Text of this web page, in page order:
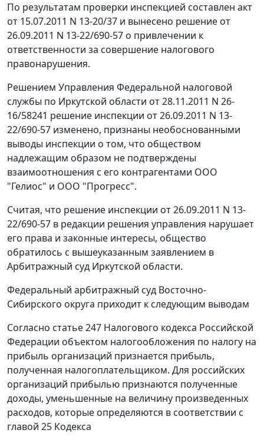
По результатам проверки инспекцией составлен акт
от 15.07.2011 N 13-20/37 и вынесено решение от
26.09.2011 N 13-22/690-57 о привлечении к
ответственности за совершение налогового
правонарушения.
Решением Управления Федеральной налоговой
службы по Иркутской области от 28.11.2011 N 26-
16/58241 решение инспекции от 26.09.2011 N 13-
22/690-57 изменено, признаны необоснованными
выводы инспекции о том, что обществом
надлежащим образом не подтверждены
взаимоотношения с его контрагентами ООО
"Гелиос" и ООО "Прогресс".
Считая, что решение инспекции от 26.09.2011 N 13-
22/690-57 в редакции решения управления нарушает
его права и законные интересы, общество
обратилось с вышеуказанным заявлением в
Арбитражный суд Иркутской области.
Федеральный арбитражный суд Восточно-
Сибирского округа приходит к следующим выводам
Согласно статье 247 Налогового кодекса Российской
Федерации объектом налогообложения по налогу на
прибыль организаций признается прибыль,
полученная налогоплательщиком. Для российских
организаций прибылью признаются полученные
доходы, уменьшенные на величину произведенных
расходов, которые определяются в соответствии с
главой 25 Кодекса